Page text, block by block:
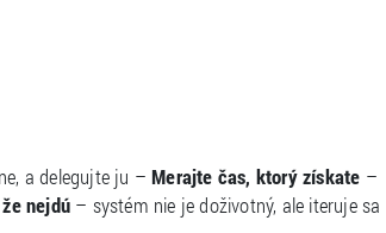
a delegujte ju –Merajte čas, ktorý získate –
nejdú – systém nie je doživotný, ale iteruje sa